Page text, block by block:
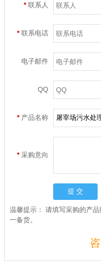
*联系人
*联系电话
电子邮件
QQ
* 产品名称
*采购意向
温馨提示： 请填写采购的产
一备货。